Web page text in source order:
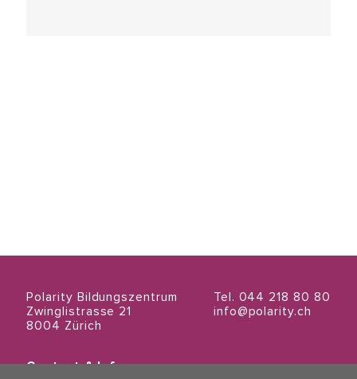
Polarity Bildungszentrum
Zwinglistrasse 21
8004 Zürich
Tel. 044 218 80 80
info@polarity.ch
Contact & Info